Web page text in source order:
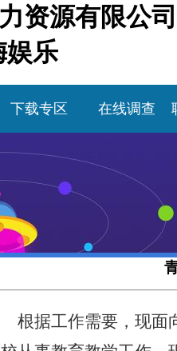
资源有限公司
娱乐
下载专区 在线调查
根据工作需要，现面